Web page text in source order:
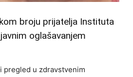
broju prijatelja Instituta
oglašavanjem
pregled u zdravstvenim